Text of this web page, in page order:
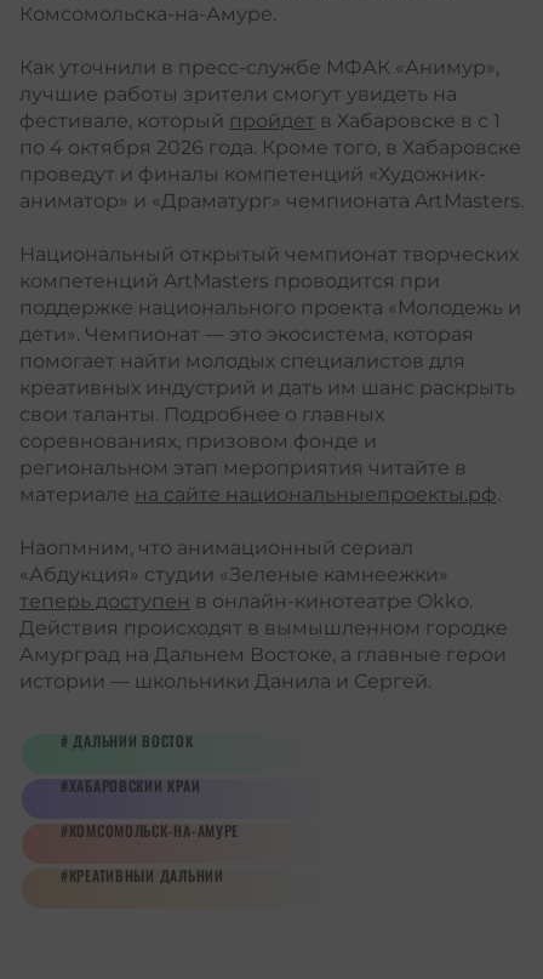
Комсомольска-на-Амуре.
Как уточнили в пресс-службе МФАК «Анимур»,
лучшие работы зрители смогут увидеть на
фестивале, который пройдет в Хабаровске в с 1
по 4 октября 2026 года. Кроме того, в Хабаровске
проведут и финалы компетенций «Художник-
аниматор» и «Драматург» чемпионата ArtMasters.
Национальный открытый чемпионат творческих
компетенций ArtMasters проводится при
поддержке национального проекта «Молодежь и
дети». Чемпионат — это экосистема, которая
помогает найти молодых специалистов для
креативных индустрий и дать им шанс раскрыть
свои таланты. Подробнее о главных
соревнованиях, призовом фонде и
региональном этап мероприятия читайте в
материале на сайте национальныепроекты.рф.
Наопмним, что анимационный сериал
«Абдукция» студии «Зеленые камнеежки»
теперь доступен в онлайн-кинотеатре Okko.
Действия происходят в вымышленном городке
Амурград на Дальнем Востоке, а главные герои
истории — школьники Данила и Сергей.
ДАЛЬНИЙ ВОСТОК
ХАБАРОВСКИЙ КРАЙ
КОМСОМОЛЬСК-НА-АМУРЕ
КРЕАТИВНЫЙ ДАЛЬНИЙ